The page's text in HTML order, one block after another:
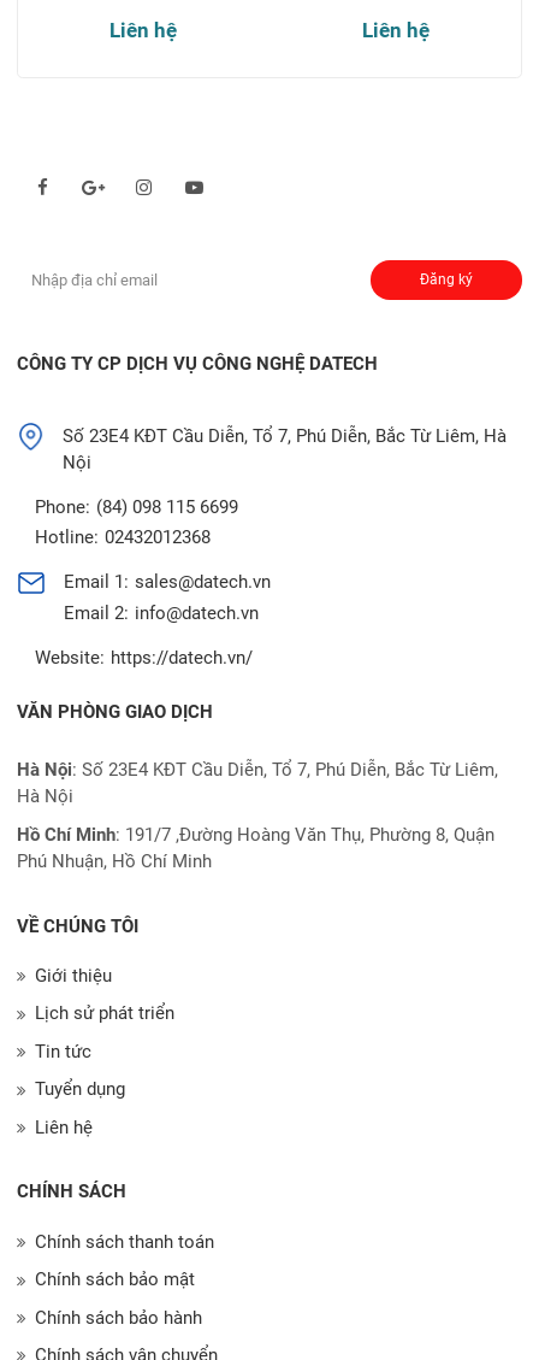
Liên hệ Liên hệ
Đăng ký
CÔNG TY CP DỊCH VỤ CÔNG NGHỆ DATECH
Số 23E4 KĐT Cầu Diễn, Tổ 7, Phú Diễn, Bắc Từ Liêm, Hà
Nội
Phone: (84) 098 115 6699
Hotline: 02432012368
Email 1: sales@datech.vn
Email 2: info@datech.vn
Website: https://datech.vn/
VĂN PHÒNG GIAO DỊCH
Hà Nội: Số 23E4 KĐT Cầu Diễn, Tổ 7, Phú Diễn, Bắc Từ Liêm,
Hà Nội
Hồ Chí Minh: 191/7 ,Đường Hoàng Văn Thụ, Phường 8, Quận
Phú Nhuận, Hồ Chí Minh
VỀ CHÚNG TÔI
Giới thiệu
Lịch sử phát triển
Tin tức
Tuyển dụng
Liên hệ
CHÍNH SÁCH
Chính sách thanh toán
Chính sách bảo mật
Chính sách bảo hành
Chính sách vận chuyển